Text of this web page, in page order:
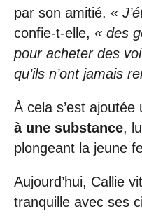
par son amitié. «
confie-t-elle, « des
pour acheter des
qu’ils n’ont jamais
À cela s’est ajoutée
à une substance,
plongeant la jeune
Aujourd’hui, Callie
tranquille avec ses